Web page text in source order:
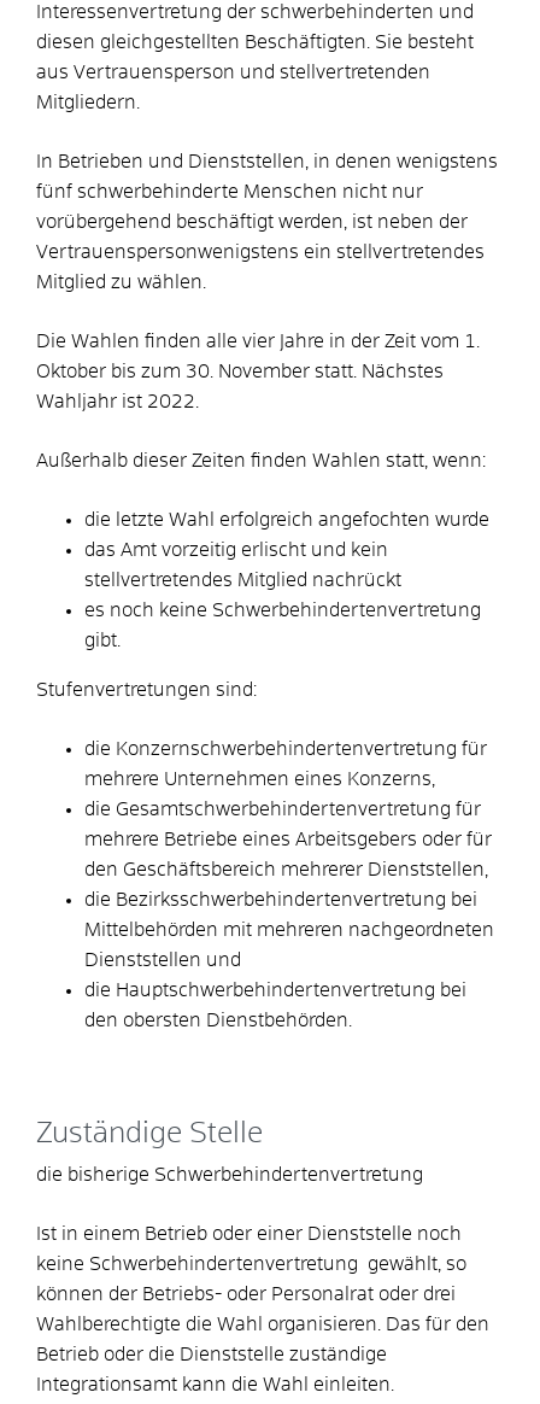
Interessenvertretung der schwerbehinderten und
diesen gleichgestellten Beschäftigten. Sie besteht
aus Vertrauensperson und stellvertretenden
Mitgliedern.
In Betrieben und Dienststellen, in denen wenigstens
fünf schwerbehinderte Menschen nicht nur
vorübergehend beschäftigt werden, ist neben der
Vertrauenspersonwenigstens ein stellvertretendes
Mitglied zu wählen.
Die Wahlen finden alle vier Jahre in der Zeit vom 1.
Oktober bis zum 30. November statt. Nächstes
Wahljahr ist 2022.
Außerhalb dieser Zeiten finden Wahlen statt, wenn:
die letzte Wahl erfolgreich angefochten wurde
das Amt vorzeitig erlischt und kein
stellvertretendes Mitglied nachrückt
es noch keine Schwerbehindertenvertretung
gibt.
Stufenvertretungen sind:
die Konzernschwerbehindertenvertretung für
mehrere Unternehmen eines Konzerns,
die Gesamtschwerbehindertenvertretung für
mehrere Betriebe eines Arbeitsgebers oder für
den Geschäftsbereich mehrerer Dienststellen,
die Bezirksschwerbehindertenvertretung bei
Mittelbehörden mit mehreren nachgeordneten
Dienststellen und
die Hauptschwerbehindertenvertretung bei
den obersten Dienstbehörden.
Zuständige Stelle
die bisherige Schwerbehindertenvertretung
Ist in einem Betrieb oder einer Dienststelle noch
keine Schwerbehindertenvertretung gewählt, so
können der Betriebs- oder Personalrat oder drei
Wahlberechtigte die Wahl organisieren. Das für den
Betrieb oder die Dienststelle zuständige
Integrationsamt kann die Wahl einleiten.